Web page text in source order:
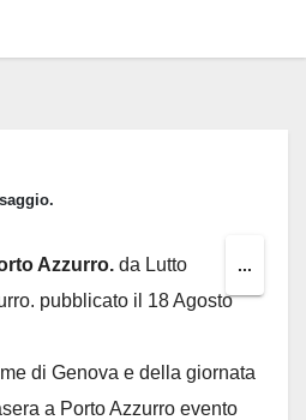
Azzurro. da Lutto
pubblicato il 18 Agosto
di Genova e della giornata
a Porto Azzurro evento
...
this